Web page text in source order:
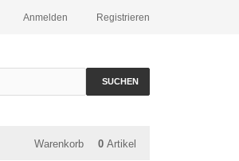
Registrieren
Anmelden
SUCHEN
Warenkorb 0 Artikel